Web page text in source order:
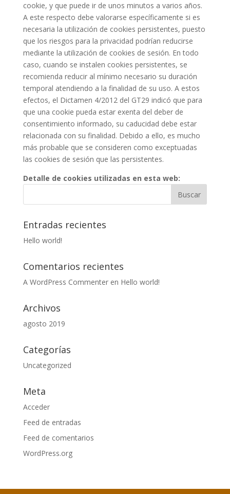
cookie, y que puede ir de unos minutos a varios años.
A este respecto debe valorarse específicamente si es
necesaria la utilización de cookies persistentes, puesto
que los riesgos para la privacidad podrían reducirse
mediante la utilización de cookies de sesión. En todo
caso, cuando se instalen cookies persistentes, se
recomienda reducir al mínimo necesario su duración
temporal atendiendo a la finalidad de su uso. A estos
efectos, el Dictamen 4/2012 del GT29 indicó que para
que una cookie pueda estar exenta del deber de
consentimiento informado, su caducidad debe estar
relacionada con su finalidad. Debido a ello, es mucho
más probable que se consideren como exceptuadas
las cookies de sesión que las persistentes.
Detalle de cookies utilizadas en esta web:
Entradas recientes
Hello world!
Comentarios recientes
A WordPress Commenteren Hello world!
Archivos
agosto 2019
Categorías
Uncategorized
Meta
Acceder
Feed de entradas
Feed de comentarios
WordPress.org